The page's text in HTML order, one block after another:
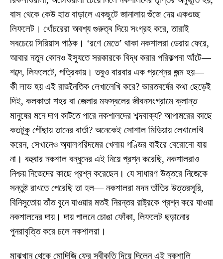
বাস থেকে কেউ হাত বাড়ালে একছুটে জানালায় গুঁজে দেয় একগুচ্ছ
লিফলেট। খোঁচরেরা অবশ্য গুরুত্ব দিয়ে সংগ্রহ করে, তারাই
সবচেয়ে সিরিয়াস পাঠক। ‘রণে মেতে’ থাকা নকশালরা ডেরায় ফেরে,
আবার নতুন কোনও ইস্যুতে সরকারকে বিদ্ধ করার পরিকল্পনা আঁটে—
শব্দে, লিফলেটে, পত্রিকায়। তবুও বারবার এক প্রশ্নের জন্ম হয়—
কী লাভ হয় এই রাজনৈতিক লেখালেখি করে? ভারতবর্ষের কথা ছেড়েই
দিই, কলকাতা শহর বা জেলার মফস্বলের জীবনসংগ্রামে ক্লান্ত
মানুষের মনে দাগ কাটতে পারে নকশালদের শব্দবাক্য? আপামরের কাছে
কতটুকু পৌঁছায় তাদের বার্তা? অনেকেই সোশাল মিডিয়ায় লেখালেখি
করেন, সেখানেও অ্যালগরিদমের খেলায় গণ্ডির বাইরে বেরোনো যায়
না। বহুবার নকশাল বন্ধুদের এই নিয়ে প্রশ্ন করেছি, নকশালরাও
নিশ্চয় নিজেদের কাছে প্রশ্ন করেছেন। যে সাধারণ উত্তরে নিজেকে
সন্তুষ্ট রাখতে পেরেছি তা হল— নকশালরা মদন তাঁতির উত্তরসূরি,
বিনিসুতোয় তাঁত বুনে যাওয়ার মতই নিরন্তর রাষ্ট্রকে প্রশ্ন করে যাওয়া
নকশালদের দায়। দায় পালনে চোঙা ফোঁকা, লিফলেট ছড়ানোর
পুনরাবৃত্তি করে চলে নকশালরা।
মাঝখান থেকে মোদিজি ফের স্বীকৃতি দিয়ে দিলেন এই নকশালি